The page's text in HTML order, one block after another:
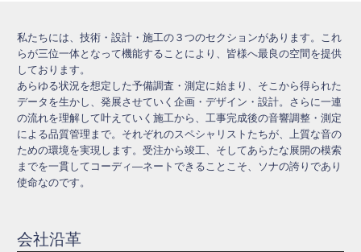
私たちには、技術・設計・施工の３つのセクションがあります。これ
らが三位一体となって機能することにより、皆様へ最良の空間を提供
しております。
あらゆる状況を想定した予備調査・測定に始まり、そこから得られた
データを生かし、発展させていく企画・デザイン・設計。さらに一連
の流れを理解して叶えていく施工から、工事完成後の音響調整・測定
による品質管理まで。それぞれのスペシャリストたちが、上質な音の
ための環境を実現します。受注から竣工、そしてあらたな展開の模索
までを一貫してコーディ―ネートできることこそ、ソナの誇りであり
使命なのです。
会社沿革